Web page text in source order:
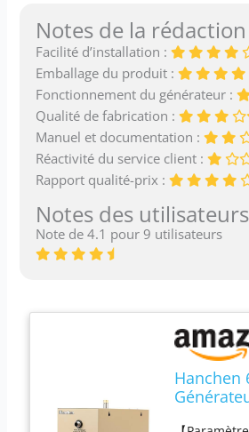
Notes de la
Facilité d’installation :
Emballage du produit :
Fonctionnement du générateur :
Qualité de fabrication :
Manuel et documentation :
Réactivité du service client :
Rapport qualité-prix :
Notes des
Note de 4.1 pour 9 utilisateurs
Hanchen